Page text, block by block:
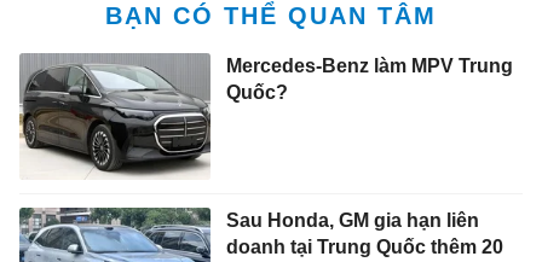
BẠN CÓ THỂ QUAN TÂM
Mercedes-Benz làm MPV Trung
Quốc?
Sau Honda, GM gia hạn liên
doanh tại Trung Quốc thêm 20